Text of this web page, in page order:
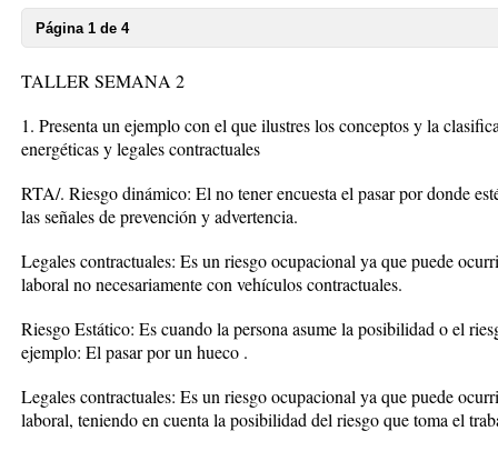
Página 1 de 4
TALLER SEMANA 2
1. Presenta un ejemplo con el que ilustres los conceptos y la
energéticas y legales contractuales
RTA/. Riesgo dinámico: El no tener encuesta el pasar por donde
las señales de prevención y advertencia.
Legales contractuales: Es un riesgo ocupacional ya que puede
laboral no necesariamente con vehículos contractuales.
Riesgo Estático: Es cuando la persona asume la posibilidad o el
ejemplo: El pasar por un hueco .
Legales contractuales: Es un riesgo ocupacional ya que puede
laboral, teniendo en cuenta la posibilidad del riesgo que toma el